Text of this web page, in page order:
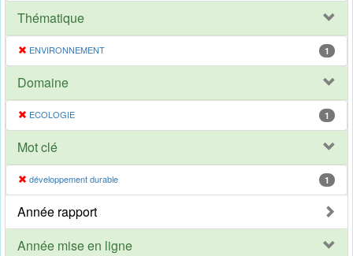
Thématique
ENVIRONNEMENT 1
Domaine
ECOLOGIE 1
Mot clé
développement durable 1
Année rapport
Année mise en ligne